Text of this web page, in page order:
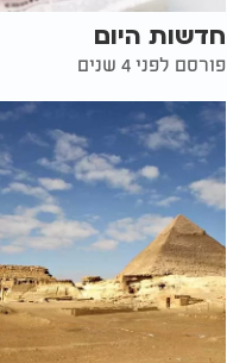
חדשות היום
פורסם לפני 4 שנים